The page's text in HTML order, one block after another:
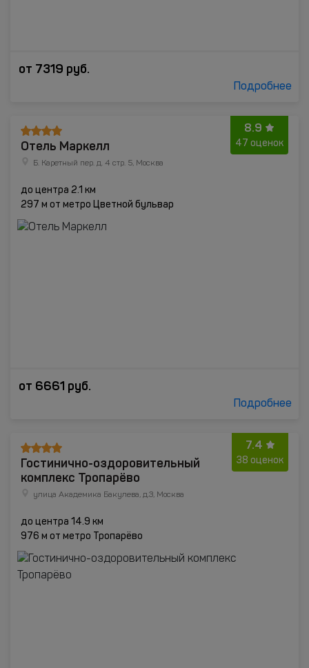
от 7319 руб.
Подробнее
8.9
47 оценок
Отель Маркелл
Б. Каретный пер. д. 4 стр. 5, Москва
до центра 2.1 км
297 м от метро Цветной бульвар
от 6661 руб.
Подробнее
7.4
38 оценок
Гостинично-оздоровительный
комплекс Тропарёво
улица Академика Бакулева, д.3, Москва
до центра 14.9 км
976 м от метро Тропарёво